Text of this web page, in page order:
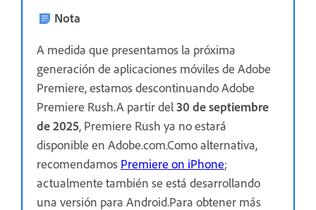
Nota
A medida que presentamos la próxima
generación de aplicaciones móviles de Adobe
Premiere, estamos descontinuando Adobe
Premiere Rush.A partir del30 de septiembre
de 2025, Premiere Rush ya no estará
disponible en Adobe.com.Como alternativa,
recomendamos Premiere on iPhone;
actualmente también se está desarrollando
una versión para Android.Para obtener más